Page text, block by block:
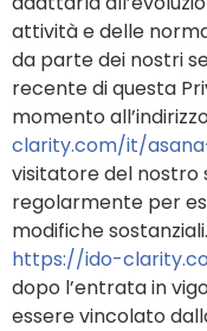
attività e delle
da parte dei nostri
recente di questa
momento all’indirizzo
clarity.com/it/
visitatore del nostro
regolarmente per
modifiche
https://ido-
dopo l’entrata in
essere vincolato